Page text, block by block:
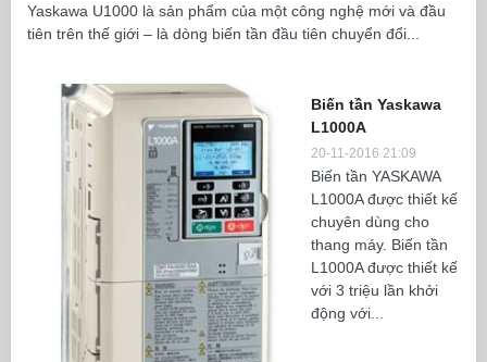
Yaskawa U1000 là sản phẩm của một công nghệ mới và đầu
tiên trên thế giới – là dòng biến tần đầu tiên chuyển đổi...
Biến tần Yaskawa
L1000A
20-11-2016 21:09
Biến tần YASKAWA
L1000A được thiết kế
chuyên dùng cho
thang máy. Biến tần
L1000A được thiết kế
với 3 triệu lần khởi
động với...